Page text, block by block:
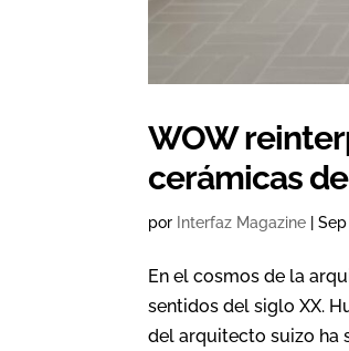
WOW
cerámicas
por Interfaz Magazine |Sep
En el cosmos de la
sentidos del siglo XX.
del arquitecto suizo ha